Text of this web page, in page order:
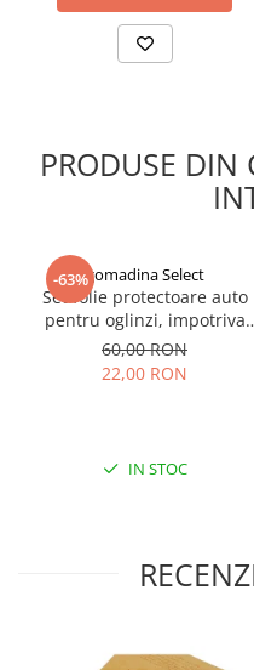
PRODUSE DIN
-63%gomadina Select
Set folie protectoare auto
pentru oglinzi, impotriva
apei si aburului, Film
Protect
60,00 RON
22,00 RON
IN STOC